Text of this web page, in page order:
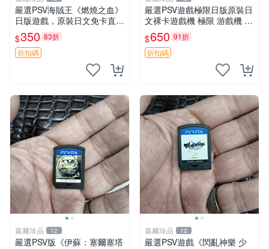
嚴選PSV海賊王《燃燒之血》
日版遊戲，原裝日文免卡直玩
海賊王 PSV 測試版 游戲
$350 83折
折扣碼
嚴選PSV遊戲極限日版原裝日
文裸卡遊戲機 極限 游戲機 P
SV
$650 91折
折扣碼
嘉藏珍品 12
嚴選PSV版《伊蘇：塞爾塞塔
嘉藏珍品 12
嚴選PSV遊戲《閃亂神樂 少